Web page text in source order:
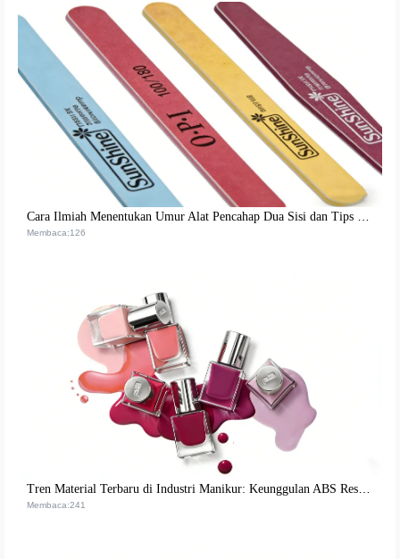
Membaca:126
Tren Material Terbaru di Industri Manikur: Keunggulan ABS Resin yang Memenuhi Standar Keamanan Internasional
Membaca:241